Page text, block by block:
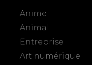
Anime
Animal
Entreprise
Art numérique